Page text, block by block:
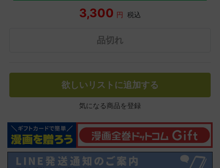
3,300 円 税込
品切れ
欲しいリストに追加する
気になる商品を登録